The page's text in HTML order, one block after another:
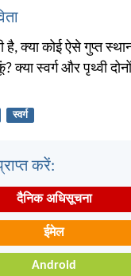
है, क्या कोई ऐसे गुप्त
स्वर्ग और पृथ्वी
स्वर्ग
करें:
दैनिक अधिसूचना
ईमेल
Android